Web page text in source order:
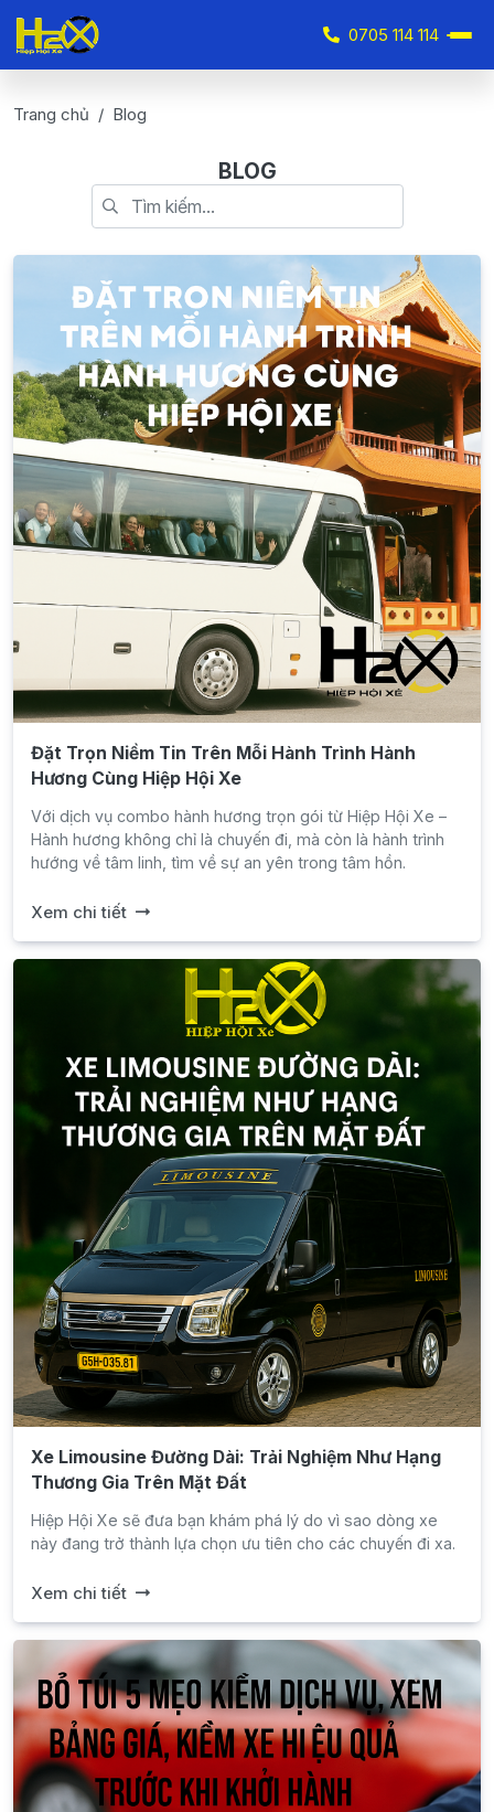
0705 114 114
Trang chủ Blog
BLOG
Đặt Trọn Niềm Tin Trên Mỗi Hành Trình Hành
Hương Cùng Hiệp Hội Xe
Với dịch vụ combo hành hương trọn gói từ Hiệp Hội Xe –
Hành hương không chỉ là chuyến đi, mà còn là hành trình
hướng về tâm linh, tìm về sự an yên trong tâm hồn.
Xem chi tiết
Xe Limousine Đường Dài: Trải Nghiệm Như Hạng
Thương Gia Trên Mặt Đất
Hiệp Hội Xe sẽ đưa bạn khám phá lý do vì sao dòng xe
này đang trở thành lựa chọn ưu tiên cho các chuyến đi xa.
Xem chi tiết